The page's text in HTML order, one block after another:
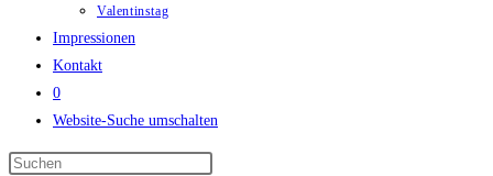
Valentinstag
Impressionen
Kontakt
0
Website-Suche umschalten